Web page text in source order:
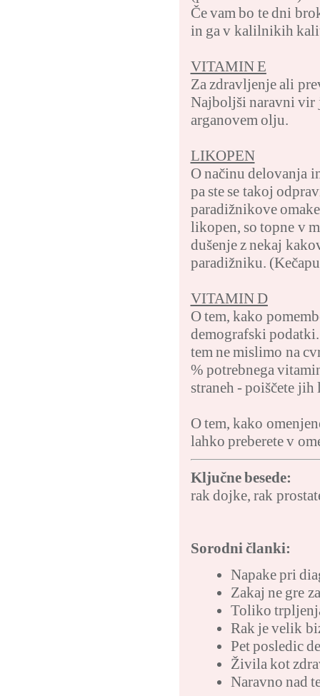
Če vam bo te dni
in ga v kalilnikih
VITAMIN E
Za zdravljenje ali
Najboljši naravni vir
arganovem olju.
LIKOPEN
O načinu delovanja
pa ste se takoj
paradižnikove
likopen, so topne v
dušenje z nekaj
paradižniku.
VITAMIN D
O tem, kako
demografski podatki.
tem ne mislimo na
% potrebnega
straneh - poiščete
O tem, kako
lahko preberete
Ključne besede:
rak dojke,rak
Sorodni članki:
Napake pri
Zakaj ne gre
Toliko
Rak je velik
Pet posledic
Živila kot
Naravno nad